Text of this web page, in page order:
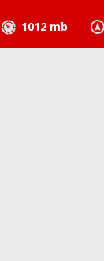
1012 mb